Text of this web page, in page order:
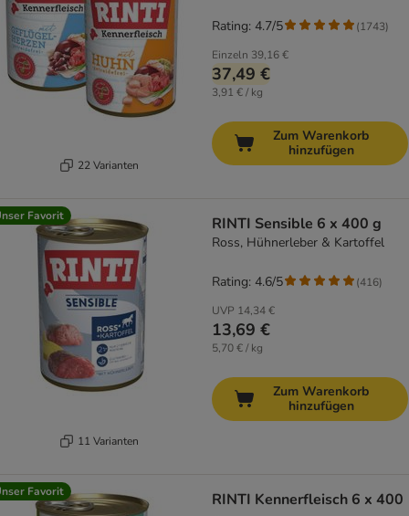
22 Varianten
Einzeln 39,16 €
37,49 €
3,91 € / kg
Rating: 4.7/5 (1743)
Zum Warenkorb
hinzufügen
Favorit
11 Varianten
RINTI Sensible 6 x 400 g
Ross, Hühnerleber & Kartoffel
UVP 14,34 €
13,69 €
5,70 € / kg
Rating: 4.6/5 (416)
Zum Warenkorb
hinzufügen
Favorit
RINTI Kennerfleisch 6 x 400